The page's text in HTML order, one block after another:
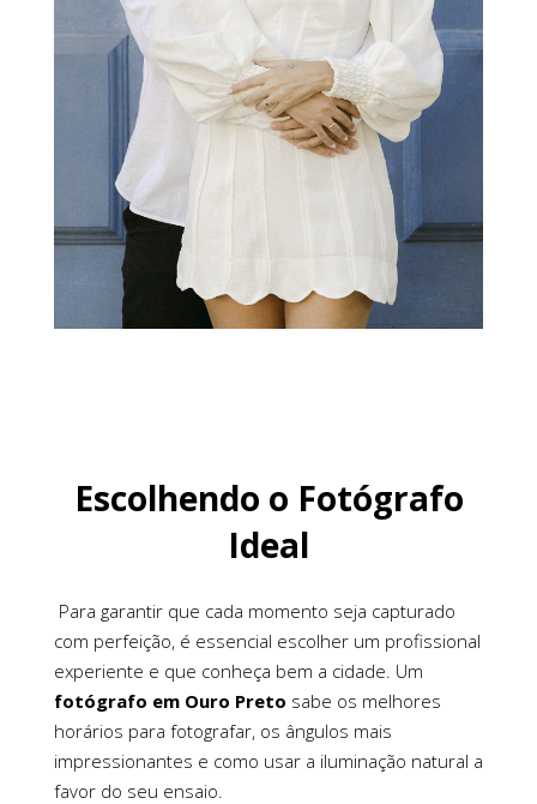
Escolhendo o Fotógrafo
Ideal
Para garantir que cada momento seja capturado
com perfeição, é essencial escolher um profissional
experiente e que conheça bem a cidade. Um
fotógrafo em Ouro Preto sabe os melhores
horários para fotografar, os ângulos mais
impressionantes e como usar a iluminação natural a
favor do seu ensaio.